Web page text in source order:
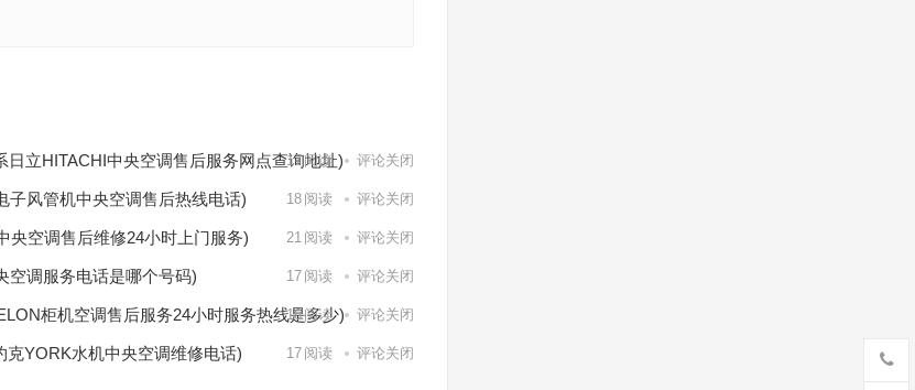
立HITACHI中央空调售后服务网点查询地址)
17 阅读 评论关闭
子风管机中央空调售后热线电话) 18 阅读 评论关闭
央空调售后维修24小时上门服务) 21 阅读 评论关闭
空调服务电话是哪个号码) 17 阅读 评论关闭
柜机空调售后服务24小时服务热线是多少)
16阅读 评论关闭
YORK水机中央空调维修电话) 17 阅读 评论关闭